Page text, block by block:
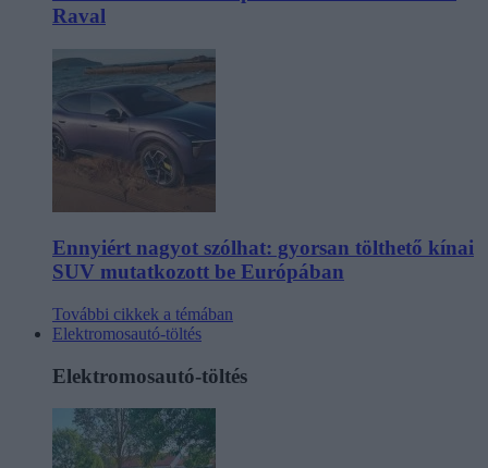
Raval
Ennyiért nagyot szólhat: gyorsan tölthető kínai
SUV mutatkozott be Európában
További cikkek a témában
Elektromosautó-töltés
Elektromosautó-töltés